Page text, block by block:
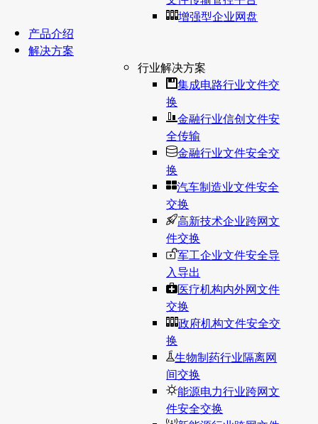
增强型企业网盘
产品介绍
解决方案
行业解决方案
集成电路行业文件交
换
金融行业信创文件安
全传输
金融行业文件安全交
换
汽车制造业文件安全
交换
高新技术企业跨网文
件交换
军工企业文件安全导
入导出
医疗机构内外网文件
交换
政府机构文件安全交
换
生物制药行业隔离网
间交换
能源电力行业跨网文
件安全交换